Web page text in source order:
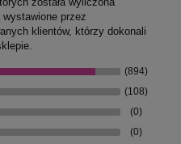
przez
klientów, którzy dokonali
(894)
(108)
(0)
(0)